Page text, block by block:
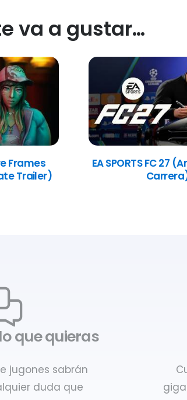
va a gustar…
Frames
Trailer)
EA SPORTS FC 27
que quieras
jugones sabrán
duda que